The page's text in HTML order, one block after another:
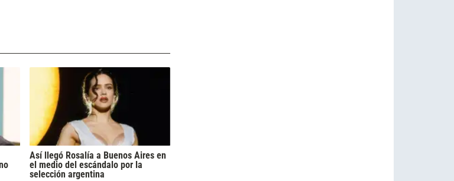
Así llegó Rosalía a Buenos Aires en
el medio del escándalo por la
selección argentina